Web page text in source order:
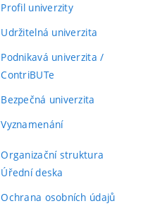
Profil univerzity
Udržitelná univerzita
Podnikavá univerzita /
ContriBUTe
Bezpečná univerzita
Vyznamenání
Organizační struktura
Úřední deska
Ochrana osobních údajů